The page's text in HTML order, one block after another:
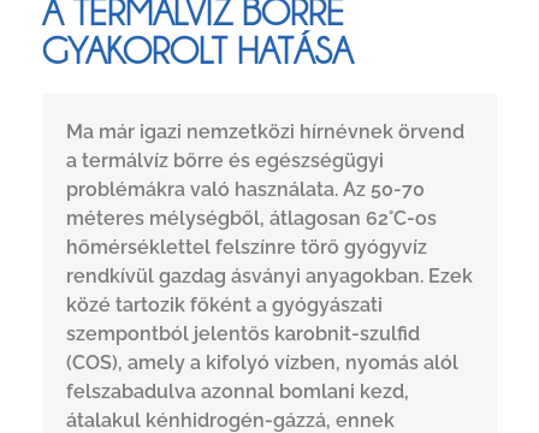
A TERMÁLVÍZ BŐRRE
GYAKOROLT HATÁSA
Ma már igazi nemzetközi hírnévnek örvend
a termálvíz bőrre és egészségügyi
problémákra való használata. Az 50-70
méteres mélységből, átlagosan 62°C-os
hőmérséklettel felszínre törő gyógyvíz
rendkívül gazdag ásványi anyagokban. Ezek
közé tartozik főként a gyógyászati
szempontból jelentős karobnit-szulfid
(COS), amely a kifolyó vízben, nyomás alól
felszabadulva azonnal bomlani kezd,
átalakul kénhidrogén-gázzá, ennek